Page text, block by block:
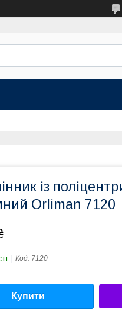
із
Orliman 7120
Код: 7120
Купити